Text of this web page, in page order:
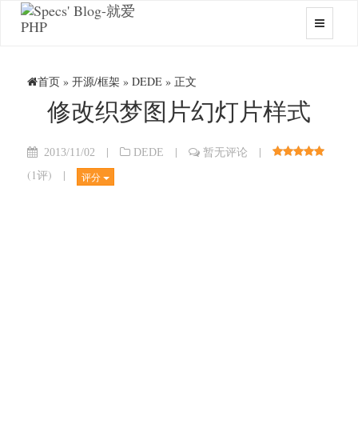
首页 » 开源/框架 » DEDE » 正文
修改织梦图片幻灯片样式
2013/11/02 | DEDE | 暂无评论
|
(1评) | 评分